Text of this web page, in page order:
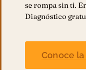
se rompa sin ti.
Diagnóstico
Conoce